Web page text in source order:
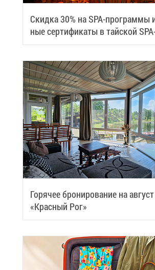
Скид­ка 30% на SPA-про­грам­мы
ные сер­ти­фи­ка­ты в тай­ской
Samui
Го­ря­чее бро­ни­ро­ва­ние на
«Крас­ный Рог»